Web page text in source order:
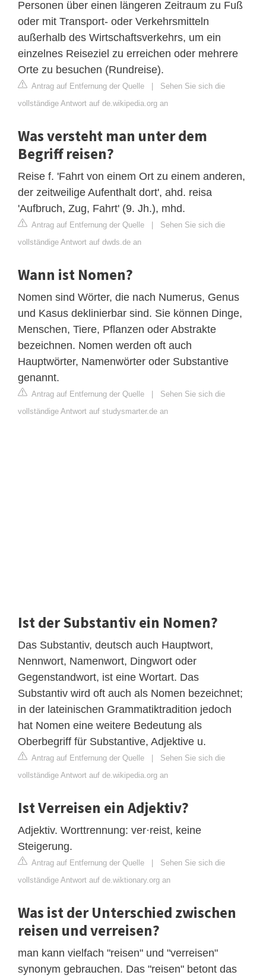
Personen über einen längeren Zeitraum zu Fuß
oder mit Transport- oder Verkehrsmitteln
außerhalb des Wirtschaftsverkehrs, um ein
einzelnes Reiseziel zu erreichen oder mehrere
Orte zu besuchen (Rundreise).
Antrag auf Entfernung der Quelle | Sehen Sie sich die
vollständige Antwort auf de.wikipedia.org an
Was versteht man unter dem
Begriff reisen?
Reise f. 'Fahrt von einem Ort zu einem anderen,
der zeitweilige Aufenthalt dort', ahd. reisa
'Aufbruch, Zug, Fahrt' (9. Jh.), mhd.
Antrag auf Entfernung der Quelle | Sehen Sie sich die
vollständige Antwort auf dwds.de an
Wann ist Nomen?
Nomen sind Wörter, die nach Numerus, Genus
und Kasus deklinierbar sind. Sie können Dinge,
Menschen, Tiere, Pflanzen oder Abstrakte
bezeichnen. Nomen werden oft auch
Hauptwörter, Namenwörter oder Substantive
genannt.
Antrag auf Entfernung der Quelle | Sehen Sie sich die
vollständige Antwort auf studysmarter.de an
Ist der Substantiv ein Nomen?
Das Substantiv, deutsch auch Hauptwort,
Nennwort, Namenwort, Dingwort oder
Gegenstandwort, ist eine Wortart. Das
Substantiv wird oft auch als Nomen bezeichnet;
in der lateinischen Grammatiktradition jedoch
hat Nomen eine weitere Bedeutung als
Oberbegriff für Substantive, Adjektive u.
Antrag auf Entfernung der Quelle | Sehen Sie sich die
vollständige Antwort auf de.wikipedia.org an
Ist Verreisen ein Adjektiv?
Adjektiv. Worttrennung: ver·reist, keine
Steigerung.
Antrag auf Entfernung der Quelle | Sehen Sie sich die
vollständige Antwort auf de.wiktionary.org an
Was ist der Unterschied zwischen
reisen und verreisen?
man kann vielfach "reisen" und "verreisen"
synonym gebrauchen. Das "reisen" betont das